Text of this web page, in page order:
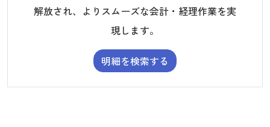
解放され、よりスムーズな会計・経理作業を実
現します。
明細を検索する